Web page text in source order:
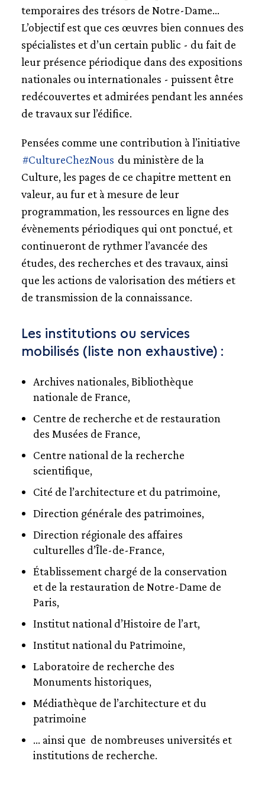
temporaires des trésors de Notre-Dame…
L’objectif est que ces œuvres bien connues des
spécialistes et d’un certain public - du fait de
leur présence périodique dans des expositions
nationales ou internationales - puissent être
redécouvertes et admirées pendant les années
de travaux sur l’édifice.
Pensées comme une contribution à l’initiative
#CultureChezNous du ministère de la
Culture, les pages de ce chapitre mettent en
valeur, au fur et à mesure de leur
programmation, les ressources en ligne des
évènements périodiques qui ont ponctué, et
continueront de rythmer l’avancée des
études, des recherches et des travaux, ainsi
que les actions de valorisation des métiers et
de transmission de la connaissance.
Les institutions ou services
mobilisés (liste non exhaustive) :
Archives nationales, Bibliothèque
nationale de France,
Centre de recherche et de restauration
des Musées de France,
Centre national de la recherche
scientifique,
Cité de l’architecture et du patrimoine,
Direction générale des patrimoines,
Direction régionale des affaires
culturelles d’Île-de-France,
Établissement chargé de la conservation
et de la restauration de Notre-Dame de
Paris,
Institut national d’Histoire de l’art,
Institut national du Patrimoine,
Laboratoire de recherche des
Monuments historiques,
Médiathèque de l’architecture et du
patrimoine
… ainsi que de nombreuses universités et
institutions de recherche.